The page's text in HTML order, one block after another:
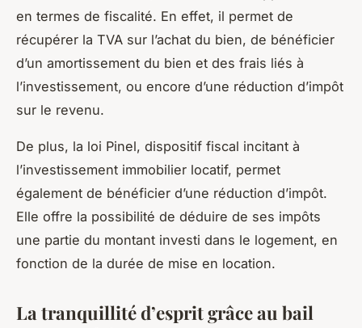
en termes de fiscalité. En effet, il permet de
récupérer la TVA sur l’achat du bien, de bénéficier
d’un amortissement du bien et des frais liés à
l’investissement, ou encore d’une réduction d’impôt
sur le revenu.
De plus, la loi Pinel, dispositif fiscal incitant à
l’investissement immobilier locatif, permet
également de bénéficier d’une réduction d’impôt.
Elle offre la possibilité de déduire de ses impôts
une partie du montant investi dans le logement, en
fonction de la durée de mise en location.
La tranquillité d’esprit grâce au bail